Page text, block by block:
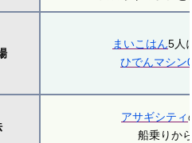
まいこはん5人
ひでんマシン
アサギシティ
船乗りか